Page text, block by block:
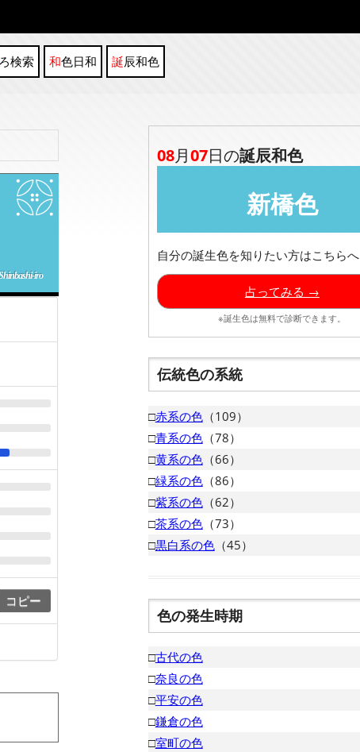
いろ検索 和色日和 誕辰和色
iro
コピー
08月07日の誕辰和色
新橋色
自分の誕生色を知りたい方はこちらへ
占ってみる →
※誕生色は無料で診断できます。
伝統色の系統
□赤系の色（109）
□青系の色（78）
□黄系の色（66）
□緑系の色（86）
□紫系の色（62）
□茶系の色（73）
□黒白系の色（45）
色の発生時期
□古代の色
□奈良の色
□平安の色
□鎌倉の色
□室町の色